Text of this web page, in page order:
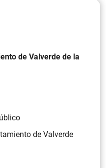
de Valverde de la
de Valverde